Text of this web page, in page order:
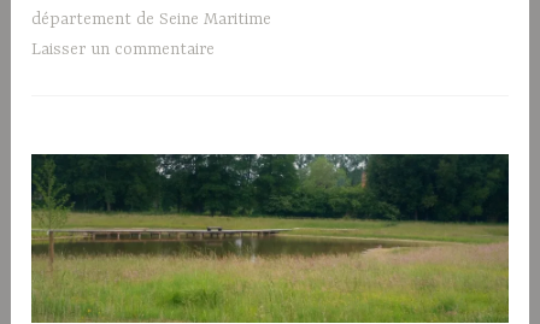
département de Seine Maritime
Laisser un commentaire